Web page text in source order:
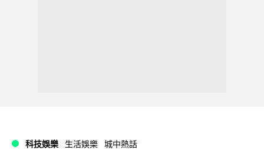
科技娛樂 生活娛樂 城中熱話